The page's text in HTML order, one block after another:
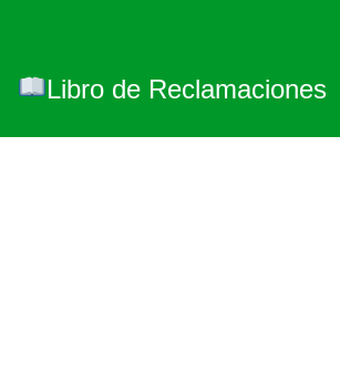
Libro de Reclamaciones